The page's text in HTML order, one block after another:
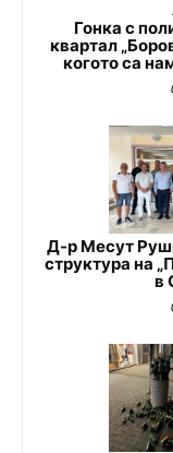
Гонка с
квартал
когото са
Д-р Месут
структура на
в